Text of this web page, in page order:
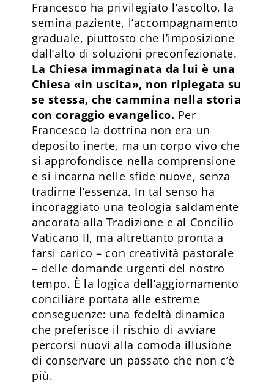
Francesco ha privilegiato l’ascolto, la
semina paziente, l’accompagnamento
graduale, piuttosto che l’imposizione
dall’alto di soluzioni preconfezionate.
La Chiesa immaginata da lui è una
Chiesa «in uscita», non ripiegata su
se stessa, che cammina nella storia
con coraggio evangelico. Per
Francesco la dottrina non era un
deposito inerte, ma un corpo vivo che
si approfondisce nella comprensione
e si incarna nelle sfide nuove, senza
tradirne l’essenza. In tal senso ha
incoraggiato una teologia saldamente
ancorata alla Tradizione e al Concilio
Vaticano II, ma altrettanto pronta a
farsi carico – con creatività pastorale
– delle domande urgenti del nostro
tempo. È la logica dell’aggiornamento
conciliare portata alle estreme
conseguenze: una fedeltà dinamica
che preferisce il rischio di avviare
percorsi nuovi alla comoda illusione
di conservare un passato che non c’è
più.